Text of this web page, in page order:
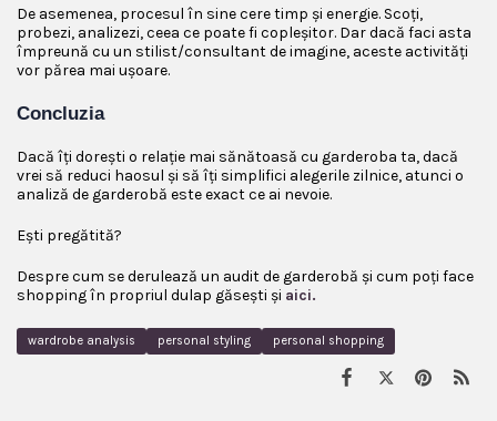
De asemenea, procesul în sine cere timp și energie. Scoți,
probezi, analizezi, ceea ce poate fi copleșitor. Dar dacă faci asta
împreună cu un stilist/consultant de imagine, aceste activități
vor părea mai ușoare.
Concluzia
Dacă îți dorești o relație mai sănătoasă cu garderoba ta, dacă
vrei să reduci haosul și să îți simplifici alegerile zilnice, atunci o
analiză de garderobă este exact ce ai nevoie.
Ești pregătită?
Despre cum se derulează un audit de garderobă și cum poți face
shopping în propriul dulap găsești și aici.
wardrobe analysis personal styling personal shopping